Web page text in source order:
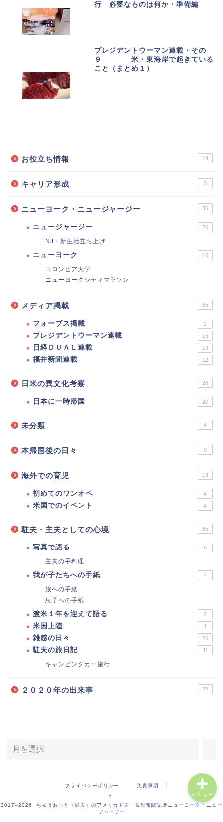
行 必要なものは何か・準備編
プレジデントウーマン連載・その
９ 米・東海岸で起きている
こと（まとめ１）
お役立ち情報 14
キャリア形成 3
ニューヨーク・ニュージャージー 35
ニュージャージー 26
NJ・新生活立ち上げ
ニューヨーク 10
コロンビア大学
ニューヨークシティマラソン
メディア掲載 65
フォーブス掲載 2
プレジデントウーマン連載 15
日経ＤＵＡＬ連載 19
福井新聞連載 12
日米の異文化考察 26
日本に一時帰国 20
未分類 4
本帰国後の日々 9
海外での育児 13
初めてのワンオペ 4
米国でのイベント 4
駐夫・主夫としての心境 85
写真で語る 9
主夫の手料理
我が子たちへの手紙 4
娘への手紙
息子への手紙
渡米１年を迎えて語る 2
米国上陸 1
雑感の日々 26
駐夫の旅日記 11
キャンピングカー旅行
２０２０年の出来事 22
プライバシーポリシー 免責事項
2017–2026 ちゅうおっと（駐夫）のアメリカ主夫・育児奮闘記＠ニューヨーク・ニュー
ジャージー
メニュー
ホーム